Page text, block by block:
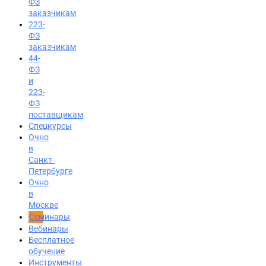
Вход на портал
8 (800) 200-24-26
заказчикам
223-
ФЗ
заказчикам
44-
ФЗ
и
223-
ФЗ
поставщикам
Спецкурсы
Очно
в
Санкт-
Петербурге
Очно
в
Москве
Семинары
Вебинары
Бесплатное
обучение
Инструменты